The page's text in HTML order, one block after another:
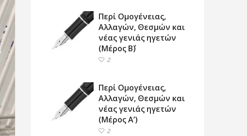
Περί Ομογένειας,
Αλλαγών, Θεσμών και
νέας γενιάς ηγετών
(Μέρος Β΄)
2
Περί Ομογένειας,
Αλλαγών, Θεσμών και
νέας γενιάς ηγετών
(Μέρος Α’)
2